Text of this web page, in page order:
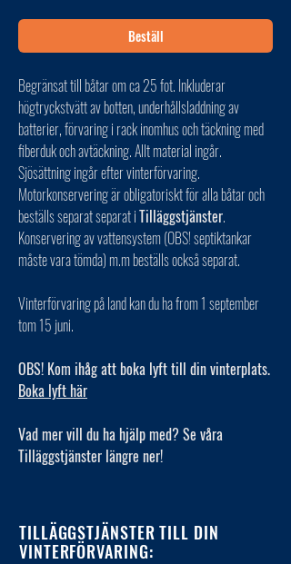
Beställ
Begränsat till båtar om ca 25 fot. Inkluderar
högtryckstvätt av botten, underhållsladdning av
batterier, förvaring i rack inomhus och täckning med
fiberduk och avtäckning. Allt material ingår.
Sjösättning ingår efter vinterförvaring.
Motorkonservering är obligatoriskt för alla båtar och
beställs separat separat iTilläggstjänster.
Konservering av vattensystem (OBS! septiktankar
måste vara tömda) m.m beställs också separat.
Vinterförvaring på land kan du ha from 1 september
tom 15 juni.
OBS! Kom ihåg att boka lyft till din vinterplats.
Boka lyft här
Vad mer vill du ha hjälp med? Se våra
Tilläggstjänster längre ner!
TILLÄGGSTJÄNSTER TILL DIN
VINTERFÖRVARING: